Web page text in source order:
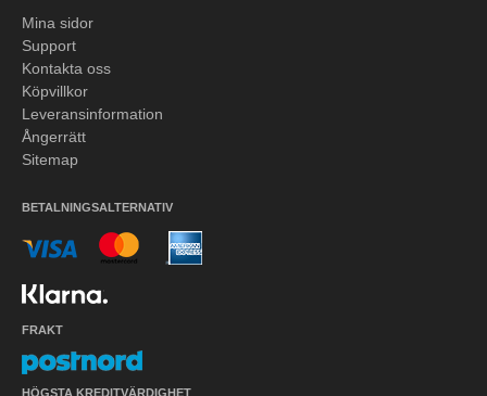
Mina sidor
Support
Kontakta oss
Köpvillkor
Leveransinformation
Ångerrätt
Sitemap
BETALNINGSALTERNATIV
FRAKT
HÖGSTA KREDITVÄRDIGHET